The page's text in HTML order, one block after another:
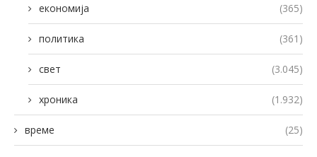
економија (365)
политика (361)
свет (3.045)
хроника (1.932)
време (25)